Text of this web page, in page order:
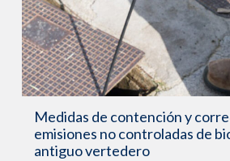
Medidas de contención y
emisiones no controladas de
antiguo vertedero